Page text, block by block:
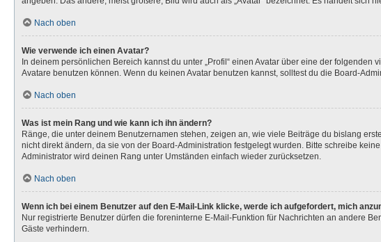
Nach oben
Wie verwende ich einen Avatar?
In deinem persönlichen Bereich kannst du unter „Profil“ einen Avatar über eine der
Avatare benutzen können. Wenn du keinen Avatar benutzen kannst, solltest du die Board-
Nach oben
Was ist mein Rang und wie kann ich ihn ändern?
Ränge, die unter deinem Benutzernamen stehen, zeigen an, wie viele Beiträge du bislang
nicht direkt ändern, da sie von der Board-Administration festgelegt wurden. Bitte schreibe
Administrator wird deinen Rang unter Umständen einfach wieder zurücksetzen.
Nach oben
Wenn ich bei einem Benutzer auf den E-Mail-Link klicke, werde ich aufgefordert, mich
Nur registrierte Benutzer dürfen die foreninterne E-Mail-Funktion für Nachrichten an andere
Gäste verhindern.